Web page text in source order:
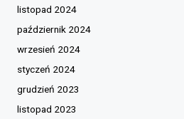
listopad 2024
październik 2024
wrzesień 2024
styczeń 2024
grudzień 2023
listopad 2023